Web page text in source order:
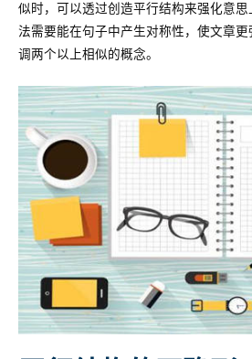
似时，可以透过创造平行结构来强化意
法需要能在句子中产生对称性，使文章
调两个以上相似的概念。